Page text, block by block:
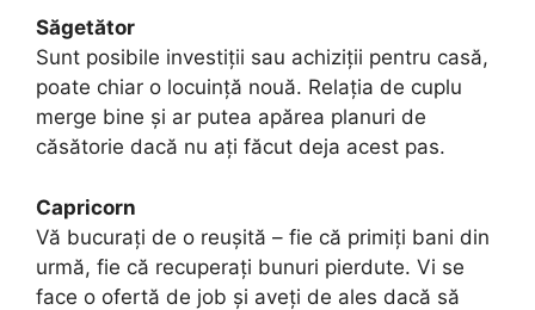
Săgetător
Sunt posibile investiții sau achiziții pentru casă,
poate chiar o locuință nouă. Relația de cuplu
merge bine și ar putea apărea planuri de
căsătorie dacă nu ați făcut deja acest pas.
Capricorn
Vă bucurați de o reușită – fie că primiți bani din
urmă, fie că recuperați bunuri pierdute. Vi se
face o ofertă de job și aveți de ales dacă să